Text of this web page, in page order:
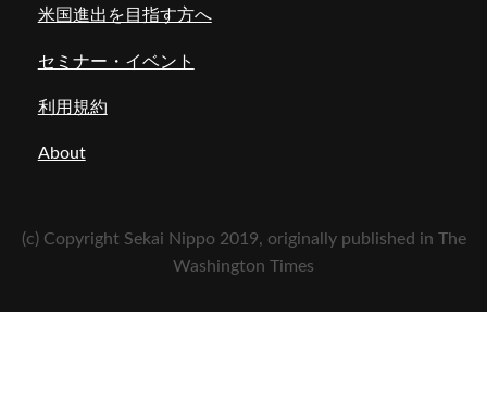
米国進出を目指す方へ
セミナー・イベント
利用規約
About
(c) Copyright Sekai Nippo 2019, originally published in The
Washington Times